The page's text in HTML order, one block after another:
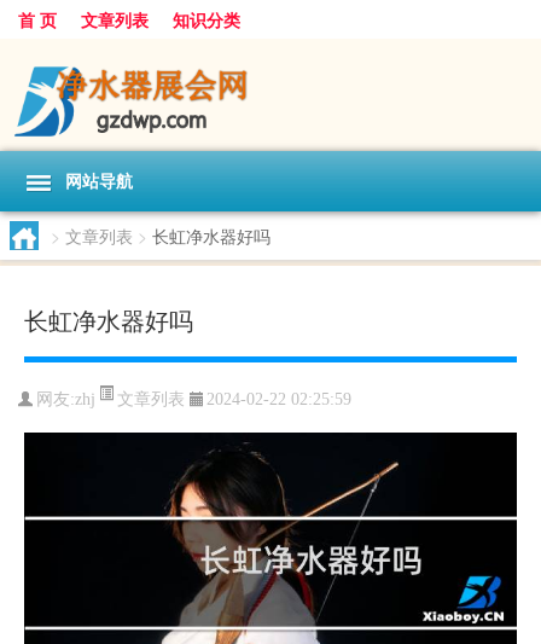
首 页 文章列表 知识分类
网站导航
> 文章列表 > 长虹净水器好吗
长虹净水器好吗
网友:zhj 文章列表 2024-02-22 02:25:59